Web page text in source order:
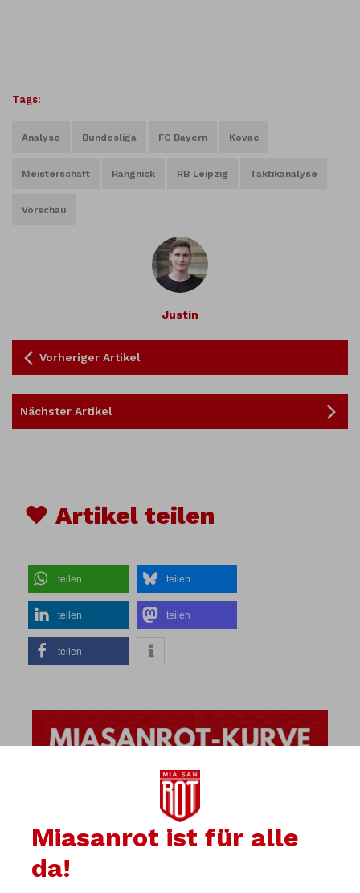
Tags:
Analyse Bundesliga FC Bayern Kovac
Meisterschaft Rangnick RB Leipzig Taktikanalyse
Vorschau
Justin
Vorheriger Artikel
Nächster Artikel
♥ Artikel teilen
teilen teilen
teilen teilen
teilen
Miasanrot ist für alle
da!